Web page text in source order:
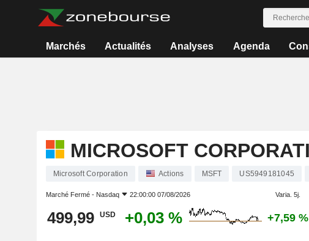
Marchés Actualités Analyses Agenda
MICROSOFT
Microsoft Corporation Actions MSFT US5949181045
Marché Fermé - Nasdaq 22:00:00 07/08/2026 Varia. 5j.
499,99 USD +0,03 % +7,59 %